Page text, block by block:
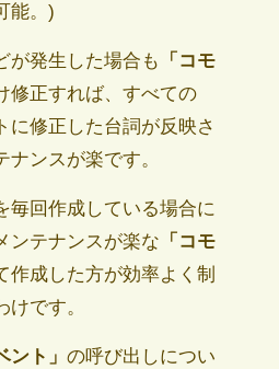
能。)
が発生した場合も
「コモ
修正すれば、すべての
に修正した台詞が反映さ
ンスが楽です。
毎回作成している場合に
ンテナンスが楽な 「コモ
作成した方が効率よく制
です。
ント」 の呼び出しについ